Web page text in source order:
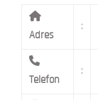
Adres
:
Telefon
: